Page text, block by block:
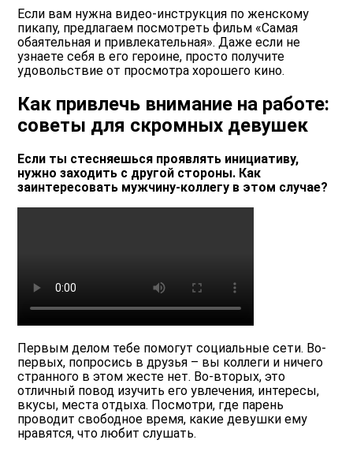
Если вам нужна видео-инструкция по женскому
пикапу, предлагаем посмотреть фильм «Самая
обаятельная и привлекательная». Даже если не
узнаете себя в его героине, просто получите
удовольствие от просмотра хорошего кино.
Как привлечь внимание на работе:
советы для скромных девушек
Если ты стесняешься проявлять инициативу,
нужно заходить с другой стороны. Как
заинтересовать мужчину-коллегу в этом случае?
Первым делом тебе помогут социальные сети. Во-
первых, попросись в друзья – вы коллеги и ничего
странного в этом жесте нет. Во-вторых, это
отличный повод изучить его увлечения, интересы,
вкусы, места отдыха. Посмотри, где парень
проводит свободное время, какие девушки ему
нравятся, что любит слушать.